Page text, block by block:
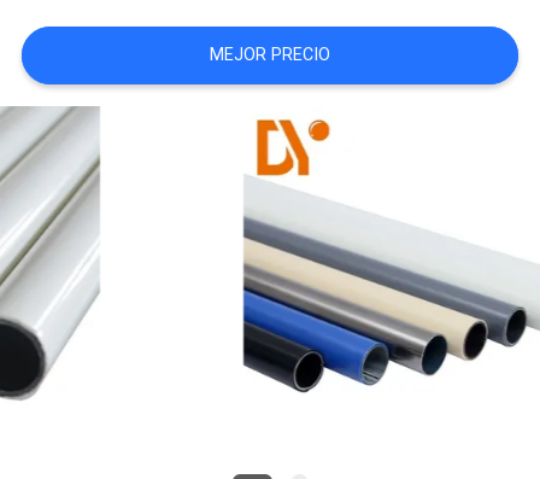
CASOS
PIDA
UNA
CITA
MAPA
DEL
SITIO
MEJOR PRECIO